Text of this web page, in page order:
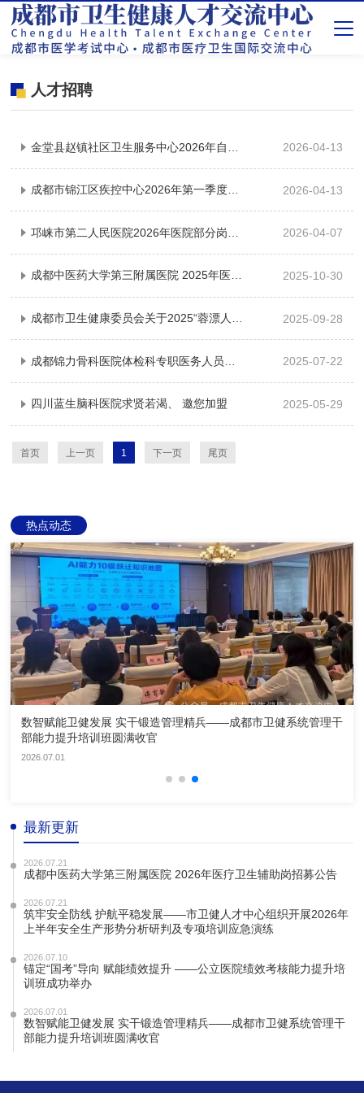
人才招聘
2026-04-13
成都市锦江区疾控中心2026年第一季度编外岗位招聘公告 2026-04-13
2026-04-07
成都中医药大学第三附属医院 2025年医院部分岗位招聘公告 2025-10-30
2025-09-28
2025-07-22
四川蓝生脑科医院求贤若渴、 邀您加盟 2025-05-29
首页 上一页 1 下一页 尾页
热点动态
数智赋能卫健发展 实干锻造管理精兵——成都市卫健系统管理干
部能力提升培训班圆满收官
2026.07.01
最新更新
2026.07.21
成都中医药大学第三附属医院 2026年医疗卫生辅助岗招募公告
2026.07.21
筑牢安全防线 护航平稳发展——市卫健人才中心组织开展2026年
上半年安全生产形势分析研判及专项培训应急演练
2026.07.10
锚定“国考”导向 赋能绩效提升 ——公立医院绩效考核能力提升培
训班成功举办
2026.07.01
数智赋能卫健发展 实干锻造管理精兵——成都市卫健系统管理干
部能力提升培训班圆满收官